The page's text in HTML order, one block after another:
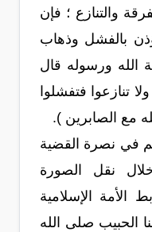
والتنازع ؛ فإن
بالفشل وذهاب
الله ورسوله قال
تنازعوا فتفشلوا
مع الصابرين ).
في نصرة القضية
نقل الصورة
الأمة الإسلامية
الحبيب صلى الله